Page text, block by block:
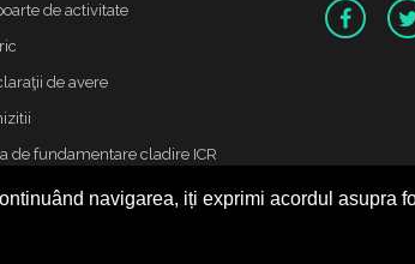
navigarea, iți exprimi acordul asupra
de activitate
de avere
de fundamentare cladire ICR